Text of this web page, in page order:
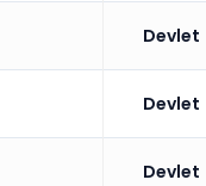
Devlet
Devlet
Devlet